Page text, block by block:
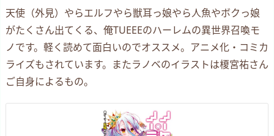
天使（外見）やらエルフやら獣耳っ娘やら人魚やボクっ娘
がたくさん出てくる、俺TUEEEのハーレムの異世界召喚モ
ノです。軽く読めて面白いのでオススメ。アニメ化・コミカ
ライズもされています。またラノベのイラストは榎宮祐さん
ご自身によるもの。